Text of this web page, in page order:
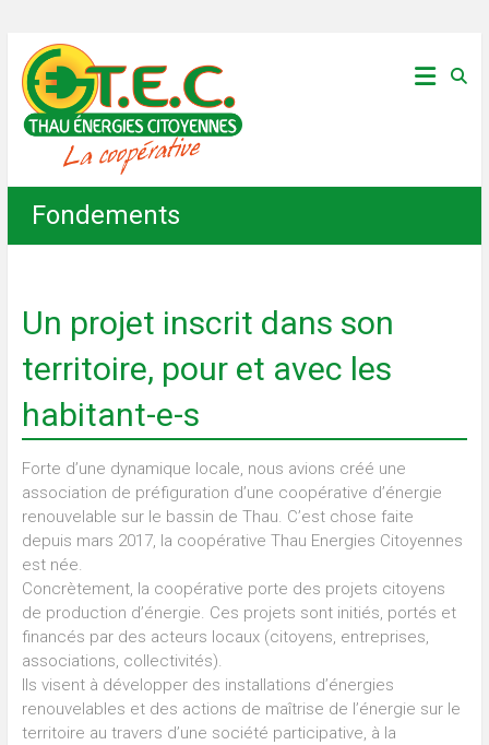
content
Thau
Énergies
Citoyennes
Fondements
Un projet inscrit dans son
territoire, pour et avec les
habitant-e-s
Forte d’une dynamique locale, nous avions créé une
association de préfiguration d’une coopérative d’énergie
renouvelable sur le bassin de Thau. C’est chose faite
depuis mars 2017, la coopérative Thau Energies Citoyennes
est née.
Concrètement, la coopérative porte des projets citoyens
de production d’énergie. Ces projets sont initiés, portés et
financés par des acteurs locaux (citoyens, entreprises,
associations, collectivités).
Ils visent à développer des installations d’énergies
renouvelables et des actions de maîtrise de l’énergie sur le
territoire au travers d’une société participative, à la